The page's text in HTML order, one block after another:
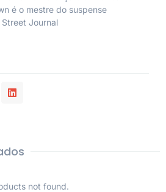
é o mestre do suspense
Street Journal
not found.